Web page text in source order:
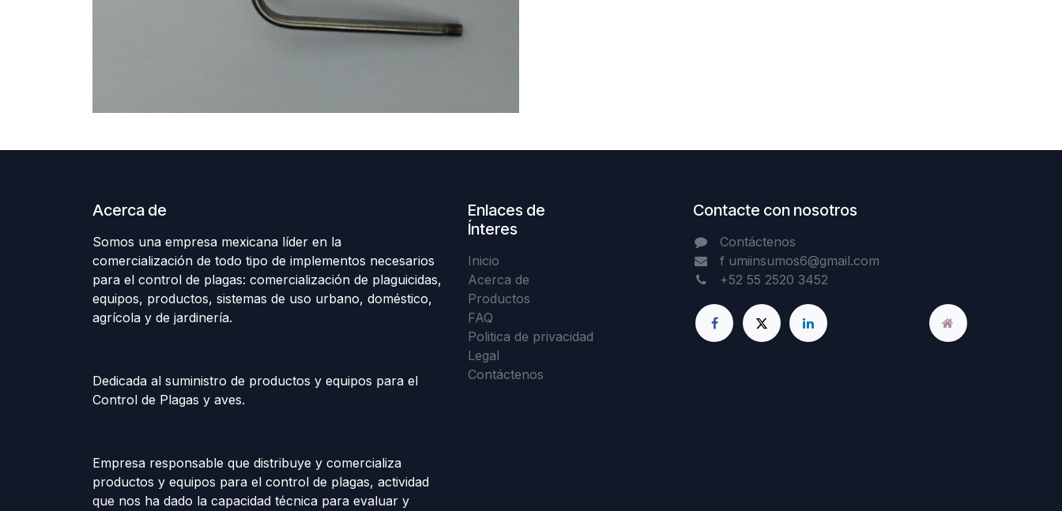
Acerca de
Somos una empresa mexicana líder en la
comercialización de todo tipo de implementos necesarios
para el control de plagas: comercialización de plaguicidas,
equipos, productos, sistemas de uso urbano, doméstico,
agrícola y de jardinería.
Dedicada al suministro de productos y equipos para el
Control de Plagas y aves.
Empresa responsable que distribuye y comercializa
productos y equipos para el control de plagas, actividad
que nos ha dado la capacidad técnica para evaluar y
Enlaces de
Ínteres
Inicio
Acerca de
Productos
FAQ
Politica de privacidad
Legal
Contáctenos
Contacte con nosotros
Contáctenos
f umiinsumos6@gmail.com
+52 55 2520 3452